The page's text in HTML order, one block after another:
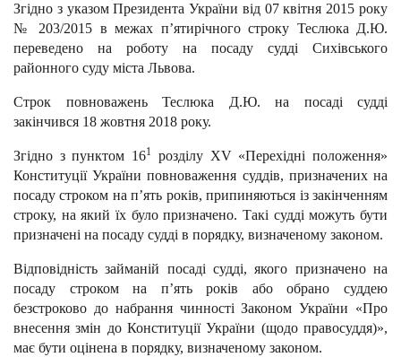
Згідно з указом Президента України від 07 квітня 2015 року
№ 203/2015 в межах п’ятирічного строку Теслюка Д.Ю.
переведено на роботу на посаду судді Сихівського
районного суду міста Львова.
Строк повноважень Теслюка Д.Ю. на посаді судді
закінчився 18 жовтня 2018 року.
Згідно з пунктом 161
розділу XV «Перехідні положення»
Конституції України повноваження суддів, призначених на
посаду строком на п’ять років, припиняються із закінченням
строку, на який їх було призначено. Такі судді можуть бути
призначені на посаду судді в порядку, визначеному законом.
Відповідність займаній посаді судді, якого призначено на
посаду строком на п’ять років або обрано суддею
безстроково до набрання чинності Законом України «Про
внесення змін до Конституції України (щодо правосуддя)»,
має бути оцінена в порядку, визначеному законом.